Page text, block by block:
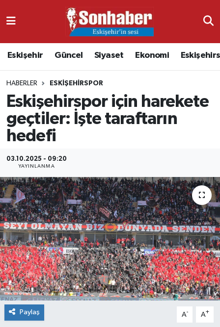
Eskişehir Güncel Siyaset Ekonomi
HABERLER ESKIŞEHIRSPOR
Eskişehirspor için harekete
geçtiler: İşte taraftarın
hedefi
03.10.2025 - 09:20
YAYINLANMA
Paylaş A- A+
Ekonomi
Güncel
Kültür & Sanat
Magazin
Resmi İlanlar
Sağlık
Siyaset
Spor
Nöbetçi Eczaneler
Namaz Vakitleri
Trafik Durumu
Süper Lig Puan Durumu ve Fikstür
Tüm Manşetler
Son Dakika Haberleri
Haber Arşivi